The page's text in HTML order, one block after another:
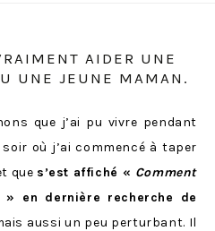
AIDER UNE
UNE JEUNE MAMAN.
que j’ai pu vivre pendant
où j’ai commencé à taper
que s’est affiché « Comment
» en dernière recherche de
aussi un peu perturbant. Il